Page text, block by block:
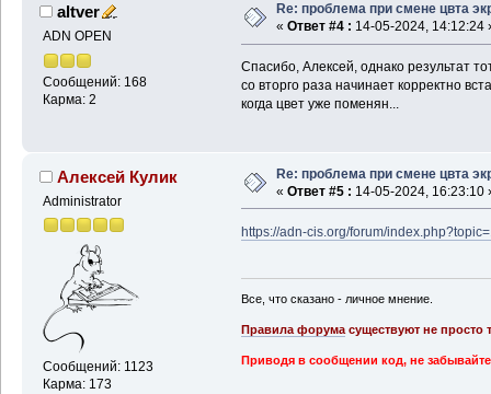
altver
ADN OPEN
Сообщений: 168
Карма: 2
Re: проблема при смене цвта
« Ответ #4 : 14-05-2024, 14:12:24
Спасибо, Алексей, однако результат
со вторго раза начинает корректно
когда цвет уже поменян...
Алексей Кулик
Administrator
Сообщений: 1123
Карма: 173
Re: проблема при смене цвта
« Ответ #5 : 14-05-2024, 16:23:10
https://adn-cis.org/forum/
Все, что сказано - личное мнение.
Правила форумасуществуют не просто
Приводя в сообщении код, не